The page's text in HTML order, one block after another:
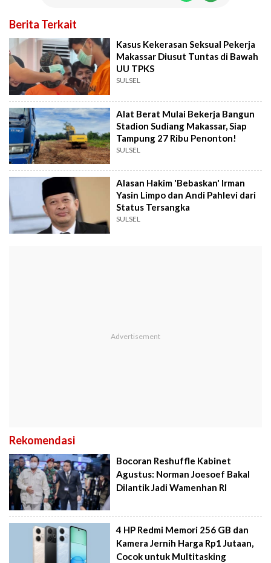
Berita Terkait
Kasus Kekerasan Seksual Pekerja
Makassar Diusut Tuntas di Bawah
UU TPKS
SULSEL
Alat Berat Mulai Bekerja Bangun
Stadion Sudiang Makassar, Siap
Tampung 27 Ribu Penonton!
SULSEL
Alasan Hakim 'Bebaskan' Irman
Yasin Limpo dan Andi Pahlevi dari
Status Tersangka
SULSEL
Rekomendasi
Bocoran Reshuffle Kabinet
Agustus: Norman Joesoef Bakal
Dilantik Jadi Wamenhan RI
4 HP Redmi Memori 256 GB dan
Kamera Jernih Harga Rp1 Jutaan,
Cocok untuk Multitasking